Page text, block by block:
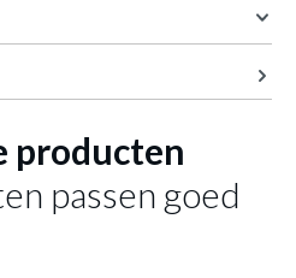
73 cm
47.2 kg
producten
passen goed
Wit 200x80is